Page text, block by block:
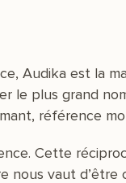
Audika est la
le plus grand
référence
Cette
vaut